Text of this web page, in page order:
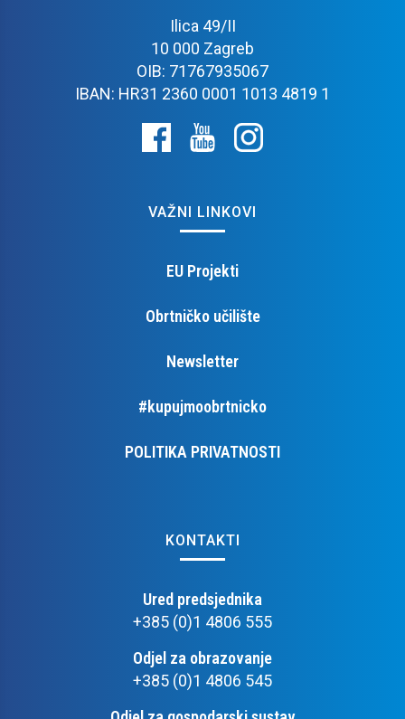
Ilica 49/II
10 000 Zagreb
OIB: 71767935067
IBAN: HR31 2360 0001 1013 4819 1
VAŽNI LINKOVI
EU Projekti
Obrtničko učilište
Newsletter
#kupujmoobrtnicko
POLITIKA PRIVATNOSTI
KONTAKTI
Ured predsjednika
+385 (0)1 4806 555
Odjel za obrazovanje
+385 (0)1 4806 545